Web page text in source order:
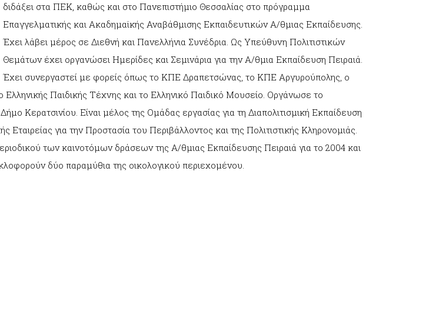
διδάξει στα ΠΕΚ, καθώς και στο Πανεπιστήμιο Θεσσαλίας στο πρόγραμμα
Επαγγελματικής και Ακαδημαϊκής Αναβάθμισης Εκπαιδευτικών Α/θμιας Εκπαίδευσης.
Έχει λάβει μέρος σε Διεθνή και Πανελλήνια Συνέδρια. Ως Υπεύθυνη Πολιτιστικών
Θεμάτων έχει οργανώσει Ημερίδες και Σεμινάρια για την Α/θμια Εκπαίδευση Πειραιά.
Έχει συνεργαστεί με φορείς όπως το ΚΠΕ Δραπετσώνας, το ΚΠΕ Αργυρούπολης, ο
Παιδικής Τέχνης και το Ελληνικό Παιδικό Μουσείο. Οργάνωσε το
Κερατσινίου. Είναι μέλος της Ομάδας εργασίας για τη Διαπολιτισμική Εκπαίδευση
Εταιρείας για την Προστασία του Περιβάλλοντος και της Πολιτιστικής Κληρονομιάς.
των καινοτόμων δράσεων της Α/θμιας Εκπαίδευσης Πειραιά για το 2004 και
δύο παραμύθια της οικολογικού περιεχομένου.